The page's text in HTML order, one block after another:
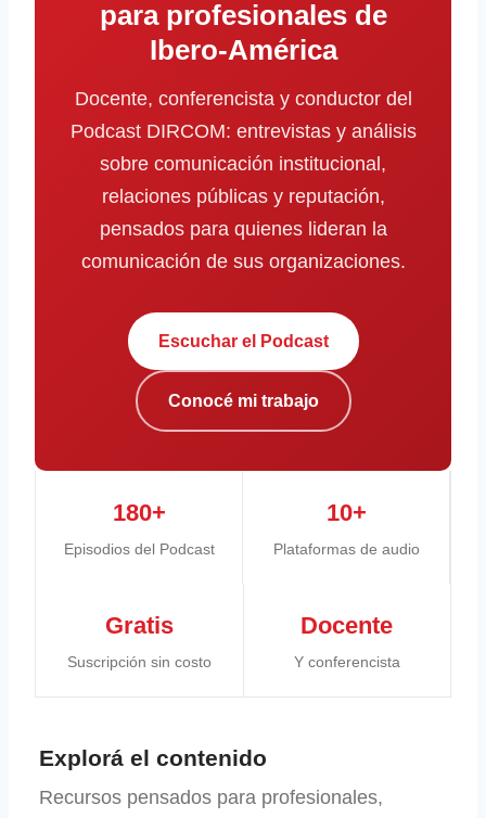
para profesionales de
Ibero-América
Docente, conferencista y conductor del
Podcast DIRCOM: entrevistas y análisis
sobre comunicación institucional,
relaciones públicas y reputación,
pensados para quienes lideran la
comunicación de sus organizaciones.
Escuchar el Podcast
Conocé mi trabajo
180+
Episodios del Podcast
10+
Plataformas de audio
Gratis
Suscripción sin costo
Docente
Y conferencista
Explorá el contenido
Recursos pensados para profesionales,